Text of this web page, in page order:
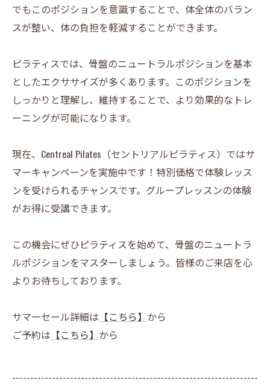
でもこのポジションを意識することで、体全体のバラン
スが整い、体の負担を軽減することができます。
ピラティスでは、骨盤のニュートラルポジションを基本
としたエクササイズが多くあります。このポジションを
しっかりと理解し、維持することで、より効果的なトレ
ーニングが可能になります。
現在、Centreal Pilates（セントリアルピラティス）ではサ
マーキャンペーンを実施中です！特別価格で体験レッス
ンを受けられるチャンスです。グループレッスンの体験
がお得に受講できます。
この機会にぜひピラティスを始めて、骨盤のニュートラ
ルポジションをマスターしましょう。皆様のご来店を心
よりお待ちしております。
サマーセール詳細は 【こちら】 から
ご予約は 【こちら】 から
--------------------------------------------------------------------